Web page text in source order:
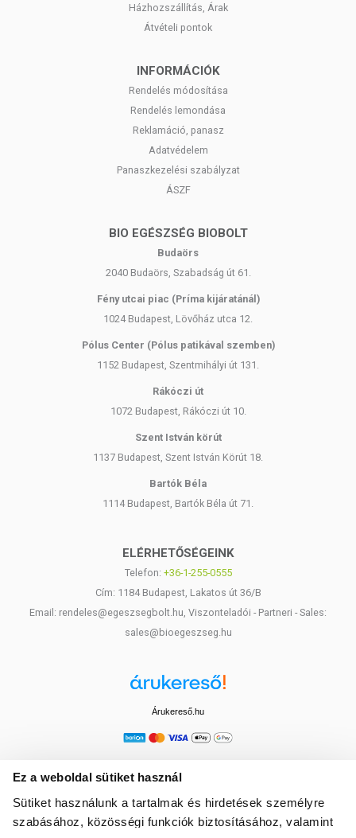
Ez a weboldal sütiket használ
Sütiket használunk a tartalmak és hirdetések személyre
szabásához, közösségi funkciók biztosításához, valamint
Házhozszállítás, Árak
Átvételi pontok
INFORMÁCIÓK
Rendelés módosítása
Rendelés lemondása
Reklamáció, panasz
Adatvédelem
Panaszkezelési szabályzat
ÁSZF
BIO EGÉSZSÉG BIOBOLT
Budaörs
2040 Budaörs, Szabadság út 61.
Fény utcai piac (Príma kijáratánál)
1024 Budapest, Lövőház utca 12.
Pólus Center (Pólus patikával szemben)
1152 Budapest, Szentmihályi út 131.
Rákóczi út
1072 Budapest, Rákóczi út 10.
Szent István körút
1137 Budapest, Szent István Körút 18.
Bartók Béla
1114 Budapest, Bartók Béla út 71.
ELÉRHETŐSÉGEINK
Telefon: +36-1-255-0555
Cím: 1184 Budapest, Lakatos út 36/B
Email: rendeles@egeszsegbolt.hu, Viszonteladói - Partneri - Sales:
sales@bioegeszseg.hu
Árukereső.hu